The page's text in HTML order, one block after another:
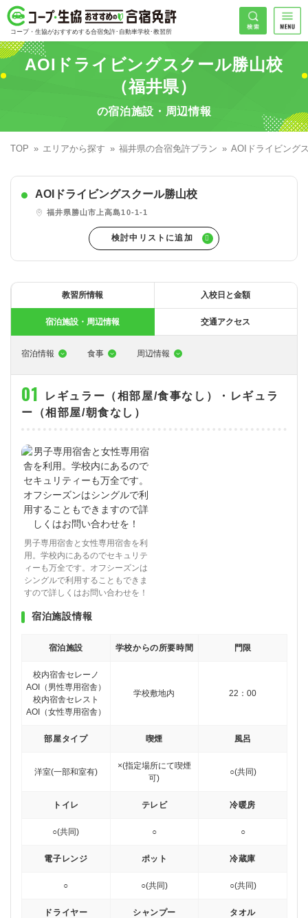
コープ・生協おすすめの合宿免許
コープ・生協がおすすめする合宿免許･自動車学校･教習所
HOME
コープ・生協おすすめの合宿免許ランキング
免許の種類で探す
普通車
大型二輪
準中型車
大型特殊
中型車
大型二種
中型二種
大型車+大型特殊
大型車+けん引
大型特殊+けん引
大型車+大型特殊+けん引
エリアで探す
東北エリア
甲信越エリア
東海エリア
中国エリア
四国エリア
沖縄エリア
早割
学割
組合員特典
キャンペーンで探す
こだわり条件で探す
コープ合宿免許スタッフがおすすめの教習所
お一人でも安心な教習所
教習料金が安い教習所
温泉プランがある教習所
自炊ができる教習所
入校日で探す
私たちについて
コープ・生協おすすめの合宿免許パンフレット
よくある質問
入校の流れ/スケジュール
合宿免許とは
免許の行政処分と再取得について
取り消し処分を受けた方の再取得
初心運転者の処分と再試験
停止処分を受けた方の再取得
希望免許
地域
希望入校日
71 件が見つかりました
免許の種類
から探す
検索
AOIドライビングスクール勝山校
（福井県）
の宿泊施設・周辺情報
TOP エリアから探す 福井県の合宿免許プラン AOIドライビング
AOIドライビングスクール勝山校
福井県勝山市上高島10-1-1
教習所情報 入校日と金額
宿泊施設・周辺情報 交通アクセス
宿泊情報 食事 周辺情報
レギュラー（相部屋/食事なし）・レギュラ
ー（相部屋/朝食なし）
男子専用宿舎と女性専用宿舎を利
用。学校内にあるのでセキュリテ
ィーも万全です。オフシーズンは
シングルで利用することもできま
すので詳しくはお問い合わせを！
宿泊施設情報
宿泊施設
校内宿舎セレーノ
AOI（男性専用宿舎）
校内宿舎セレスト
AOI（女性専用宿舎）
学校からの所要時間
学校敷地内
門限
22：00
部屋タイプ
洋室(一部和室有)
喫煙
×(指定場所にて喫煙
可)
風呂
○(共同)
トイレ
○(共同)
テレビ
○
冷暖房
○
電子レンジ
○
ポット
○(共同)
冷蔵庫
○(共同)
ドライヤー シャンプー タオル